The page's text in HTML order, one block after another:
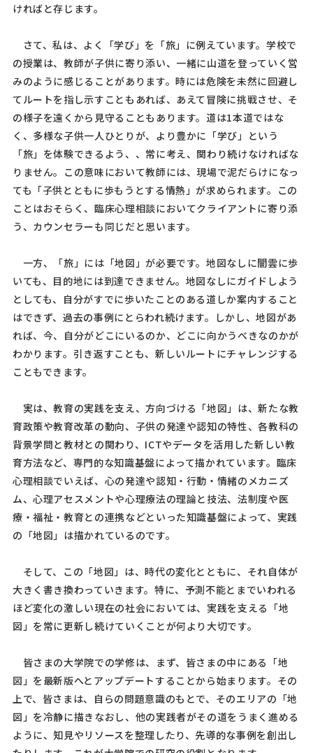
ければと存じます。
さて、私は、よく「学び」を「旅」に例えています。学校で
の授業は、教師が子供に寄り添い、一緒に山道を登っていく営
みのように感じることがあります。時には危険を未然に回避し
てルートを指し示すこともあれば、あえて冒険に挑戦させ、そ
の様子を遠くから見守ることもあります。道は1本道ではな
く、多様な子供一人ひとりが、より豊かに「学び」という
「旅」を体験できるよう、、常に考え、関わり続けなければな
りません。この意味において教師には、現場で泥だらけになっ
ても「子供とともに歩もうとする情熱」が求められます。この
ことはおそらく、臨床心理相談においてクライアントに寄り添
う、カウンセラーも同じだと思います。
一方、「旅」には「地図」が必要です。地図なしに闇雲に歩
いても、目的地には到達できません。地図なしにガイドしよう
としても、自分がすでに歩いたことのある道しか案内すること
はできず、過去の事例にとらわれ続けます。しかし、地図があ
れば、今、自分がどこにいるのか、どこに向かうべきなのかが
わかります。引き返すことも、新しいルートにチャレンジする
こともできます。
実は、教育の実践を支え、方向づける「地図」は、新たな教
育政策や教育改革の動向、子供の発達や認知の特性、各教科の
背景学問と教材との関わり、 ICTやデータを活用した新しい教
育方法など、専門的な知識基盤によって描かれています。臨床
心理相談でいえば、心の発達や認知・行動・情緒のメカニズ
ム、心理アセスメントや心理療法の理論と技法、法制度や医
療・福祉・教育との連携などといった知識基盤によって、実践
の「地図」は描かれているのです。
そして、この「地図」は、時代の変化とともに、それ自体が
大きく書き換わっていきます。特に、予測不能とまでいわれる
ほど変化の激しい現在の社会においては、実践を支える「地
図」を常に更新し続けていくことが何より大切です。
皆さまの大学院での学修は、まず、皆さまの中にある「地
図」を最新版へとアップデートすることから始まります。その
上で、皆さまは、自らの問題意識のもとで、そのエリアの「地
図」を冷静に描きなおし、他の実践者がその道をうまく進める
ように、知見やリソースを整理したり、先導的な事例を創出し